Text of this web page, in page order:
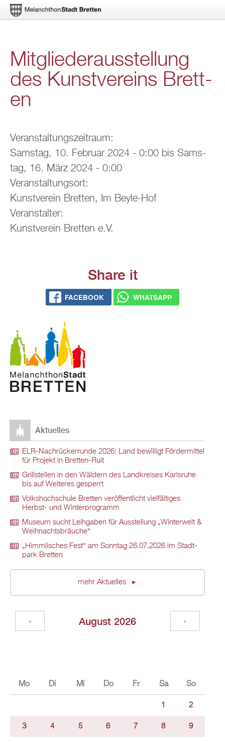
rekt
zum
Mit­glie­der­aus­stel­lung
des Kunst­ver­eins Brett­
en
Ver­an­stal­tungs­zeit­raum:
Sams­tag, 10. Fe­bru­ar 2024 - 0:00 bis Sams­
tag, 16. März 2024 - 0:00
Ver­an­stal­tungs­ort:
Kunst­ver­ein Brett­en, Im Beyle-Hof
Ver­an­stal­ter:
Kunst­ver­ein Brett­en e.V.
Share it
FACE­BOOK WHATS­APP
Ak­tu­el­les
ELR-Nach­rü­ck­er­run­de 2026: Land be­wil­ligt För­der­mit­tel
für Pro­jekt in Brett­en-Ruit
Grill­stel­len in den Wäl­dern des Land­krei­ses Karls­ru­he
bis auf Wei­te­res ge­sperrt
Volks­hoch­schu­le Brett­en ver­öf­fent­licht viel­fäl­ti­ges
Herbst- und Win­ter­pro­gramm
Mu­se­um sucht Leih­ga­ben für Aus­stel­lung „Win­ter­welt &
Weih­nachts­bräu­che“
„Himm­li­sches Fest“ am Sonn­tag 26.07.2026 im Stadt­
park Brett­en
mehr Ak­tu­el­les
Au­gust 2026
« »
Mo Di Mi Do Fr Sa So
1 2
3 4 5 6 7 8 9